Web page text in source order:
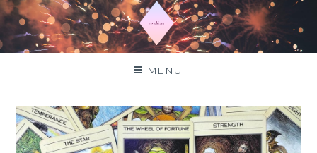
Aller
au
contenu
Top horoscope
MENU